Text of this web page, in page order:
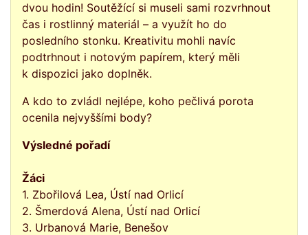
dvou hodin! Soutěžící si museli sami rozvrhnout
čas i rostlinný materiál – a využít ho do
posledního stonku. Kreativitu mohli navíc
podtrhnout i notovým papírem, který měli
k dispozici jako doplněk.
A kdo to zvládl nejlépe, koho pečlivá porota
ocenila nejvyššími body?
Výsledné pořadí
Žáci
1. Zbořilová Lea, Ústí nad Orlicí
2. Šmerdová Alena, Ústí nad Orlicí
3. Urbanová Marie, Benešov